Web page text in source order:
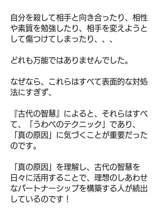
自分を殺して相手と向き合ったり、 相性
や素質を勉強したり、 相手を変えようと
して傷つけてしまったり、、、
どれも万能ではありませんでした。
なぜなら、
これらはすべて表面的な対処
法にすぎず、
『古代の智慧』によると、それらはすべ
て、「うわべのテクニック」であり、
「真の原因」に気づくことが重要だった
のです。
「真の原因」を理解し、古代の智慧を
日々に活用することで、 理想のしあわせ
なパートナーシップを構築する人が続出
しているのです！